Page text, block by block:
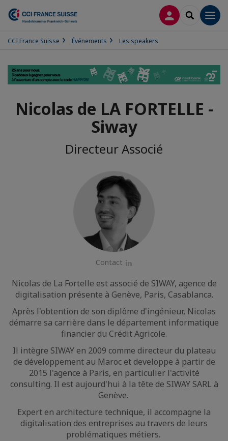
CONNEXION
CCI France Suisse Événements Les speakers
Nicolas de LA FORTELLE -
Siway
Directeur Associé
Contact
Nicolas de La Fortelle est associé de SIWAY, agence de
digitalisation présente à Genève, Paris, Casablanca.
Après l'obtention de son diplôme d'ingénieur, Nicolas
démarre sa carrière dans le département informatique
financier du Crédit Agricole.
Il intègre SIWAY en 2009 comme directeur du plateau
de développement au Maroc et developpe à partir de
2015 l'agence à Paris, en particulier l'activité
consulting. Il est aujourd'hui à la tête de SIWAY SARL à
Genève.
Expert en architecture technique, il accompagne la
digitalisation des entreprises au travers de leurs
problématiques métiers.